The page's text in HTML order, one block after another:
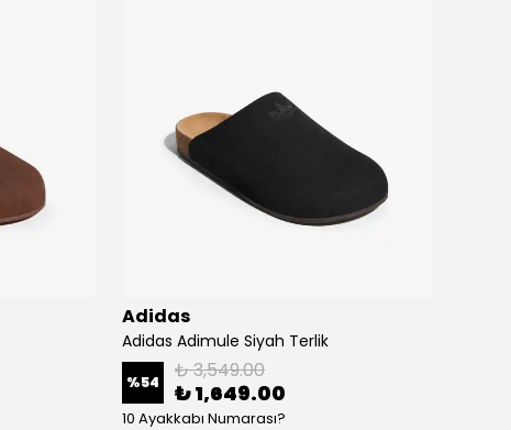
Adidas
Adidas Adimule Siyah Terlik
%54 ₺ 3,549.00
₺ 1,649.00
10 Ayakkabı Numarası?